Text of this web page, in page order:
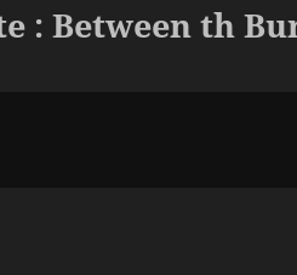
:Between th